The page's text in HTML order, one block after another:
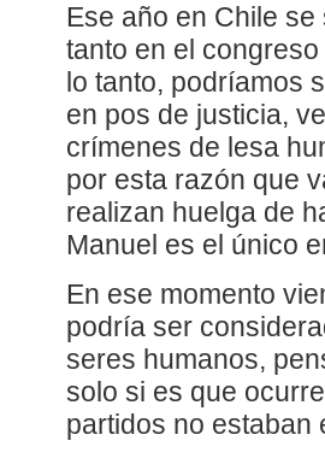
Ese año en Chile
tanto en el
lo tanto, podríamos
en pos de justicia,
crímenes de lesa
por esta razón que
realizan huelga de
Manuel es el único
En ese momento
podría ser
seres humanos,
solo si es que
partidos no estaban